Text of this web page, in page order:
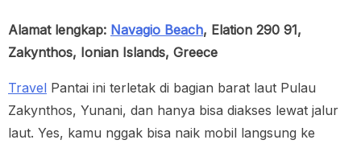
Alamat lengkap: Navagio Beach, Elation 290 91,
Zakynthos, Ionian Islands, Greece
Travel Pantai ini terletak di bagian barat laut Pulau
Zakynthos, Yunani, dan hanya bisa diakses lewat jalur
laut. Yes, kamu nggak bisa naik mobil langsung ke